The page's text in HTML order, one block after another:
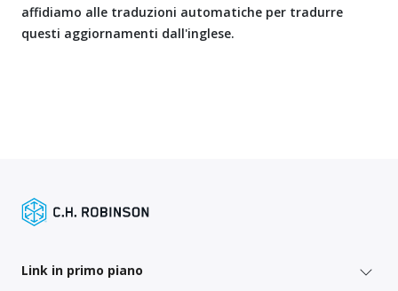
affidiamo alle traduzioni automatiche per tradurre
questi aggiornamenti dall'inglese.
Link in primo piano